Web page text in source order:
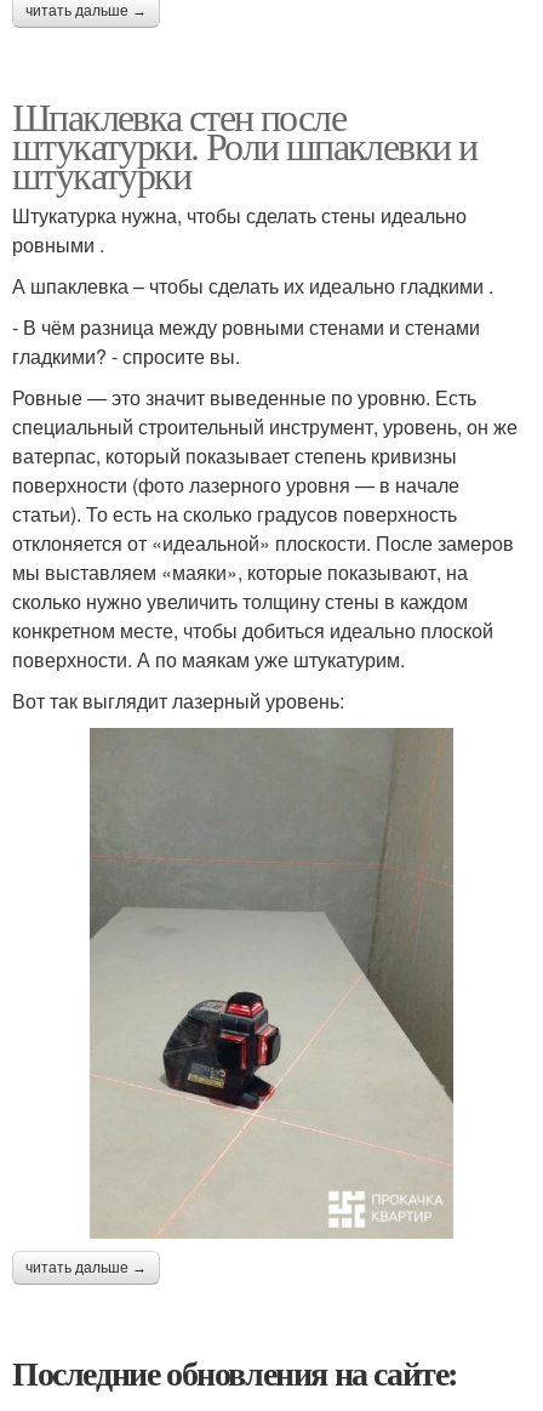
читать дальше →
Шпаклевка стен после
штукатурки. Роли шпаклевки и
штукатурки
Штукатурка нужна, чтобы сделать стены идеально
ровными .
А шпаклевка – чтобы сделать их идеально гладкими .
- В чём разница между ровными стенами и стенами
гладкими? - спросите вы.
Ровные — это значит выведенные по уровню. Есть
специальный строительный инструмент, уровень, он же
ватерпас, который показывает степень кривизны
поверхности (фото лазерного уровня — в начале
статьи). То есть на сколько градусов поверхность
отклоняется от «идеальной» плоскости. После замеров
мы выставляем «маяки», которые показывают, на
сколько нужно увеличить толщину стены в каждом
конкретном месте, чтобы добиться идеально плоской
поверхности. А по маякам уже штукатурим.
Вот так выглядит лазерный уровень:
читать дальше →
Последние обновления на сайте: